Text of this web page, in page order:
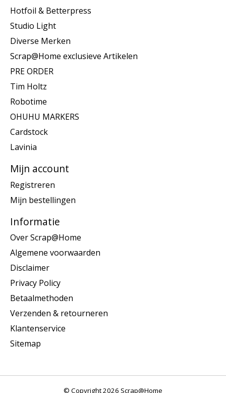
Hotfoil & Betterpress
Studio Light
Diverse Merken
Scrap@Home exclusieve Artikelen
PRE ORDER
Tim Holtz
Robotime
OHUHU MARKERS
Cardstock
Lavinia
Mijn account
Registreren
Mijn bestellingen
Informatie
Over Scrap@Home
Algemene voorwaarden
Disclaimer
Privacy Policy
Betaalmethoden
Verzenden & retourneren
Klantenservice
Sitemap
© Copyright 2026 Scrap@Home